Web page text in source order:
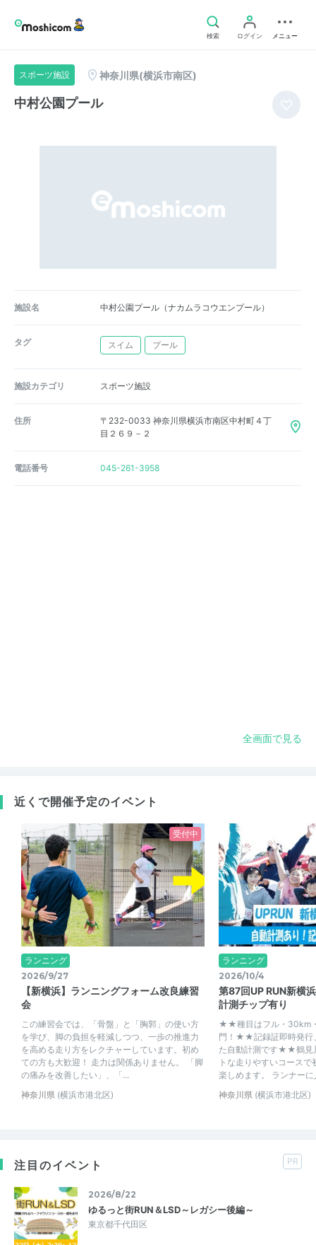
検索 ログイン メニュー
スポーツ施設 神奈川県(横浜市南区)
中村公園プール
施設名 中村公園プール（ナカムラコウエンプール）
タグ スイム プール
施設カテゴリ スポーツ施設
住所
〒232-0033 神奈川県横浜市南区中村町４丁
目２６９－２
電話番号 045-261-3958
全画面で見る
近くで開催予定のイベント
受付中
ランニング
2026/9/27
【新横浜】ランニングフォーム改良練習
会
この練習会では、「骨盤」と「胸郭」の使い方
を学び、脚の負担を軽減しつつ、一歩の推進力
を高める走り方をレクチャーしています。初め
ての方も大歓迎！ 走力は関係ありません。 「脚
の痛みを改善したい」、「...
神奈川県 (横浜市港北区)
ランニング
2026/10/4
第87回UP RUN新横
計測チップ有り
★★種目はフル・30km
門！★★記録証即時発行
た自動計測です★★鶴見
トな走りやすいコース
楽しめます。 ランナー
神奈川県 (横浜市港北区)
注目のイベント PR
2026/8/22
ゆるっと街RUN＆LSD～レガシー後編～
東京都千代田区